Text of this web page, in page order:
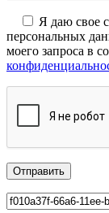
Я даю свое
персональных
моего запроса в